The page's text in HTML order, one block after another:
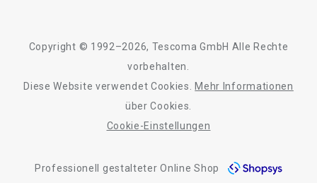
Alle Produkte der Linie PRESIDENT Stone
Qualität
Barrierefreiheit
Copyright © 1992–2026, Tescoma GmbH Alle Rechte
vorbehalten.
Diese Website verwendet Cookies.
Mehr Informationen
über Cookies.
Cookie-Einstellungen
Professionell gestalteter Online Shop